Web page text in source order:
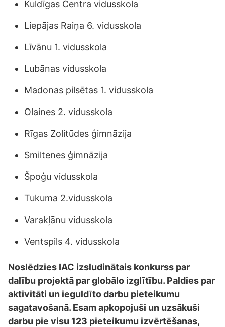
Kuldīgas Centra vidusskola
Liepājas Raiņa 6. vidusskola
Līvānu 1. vidusskola
Lubānas vidusskola
Madonas pilsētas 1. vidusskola
Olaines 2. vidusskola
Rīgas Zolitūdes ģimnāzija
Smiltenes ģimnāzija
Špoģu vidusskola
Tukuma 2.vidusskola
Varakļānu vidusskola
Ventspils 4. vidusskola
Noslēdzies IAC izsludinātais konkurss par
dalību projektā par globālo izglītību. Paldies par
aktivitāti un ieguldīto darbu pieteikumu
sagatavošanā. Esam apkopojuši un uzsākuši
darbu pie visu 123 pieteikumu izvērtēšanas,